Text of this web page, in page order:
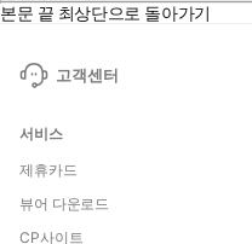
본문 끝 최상단으로 돌아가기
고객센터
서비스
제휴카드
뷰어 다운로드
CP사이트